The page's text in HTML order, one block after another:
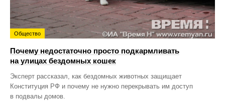
Общество
Почему недостаточно просто подкармливать
на улицах бездомных кошек
Эксперт рассказал, как бездомных животных защищает
Конституция РФ и почему не нужно перекрывать им доступ
в подвалы домов.